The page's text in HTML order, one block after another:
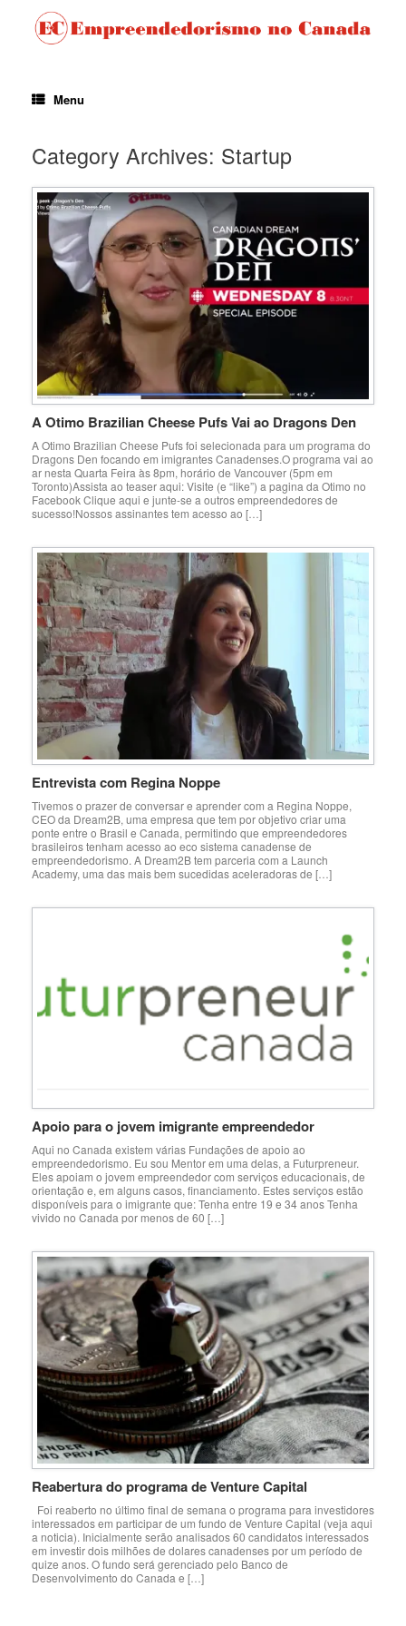
Menu
Category Archives: Startup
A Otimo Brazilian Cheese Pufs Vai ao Dragons Den
A Otimo Brazilian Cheese Pufs foi selecionada para um programa do
Dragons Den focando em imigrantes Canadenses.O programa vai ao
ar nesta Quarta Feira às 8pm, horário de Vancouver (5pm em
Toronto)Assista ao teaser aqui: Visite (e “like”) a pagina da Otimo no
Facebook Clique aqui e junte-se a outros empreendedores de
sucesso!Nossos assinantes tem acesso ao […]
Entrevista com Regina Noppe
Tivemos o prazer de conversar e aprender com a Regina Noppe,
CEO da Dream2B, uma empresa que tem por objetivo criar uma
ponte entre o Brasil e Canada, permitindo que empreendedores
brasileiros tenham acesso ao eco sistema canadense de
empreendedorismo. A Dream2B tem parceria com a Launch
Academy, uma das mais bem sucedidas aceleradoras de […]
Apoio para o jovem imigrante empreendedor
Aqui no Canada existem várias Fundações de apoio ao
empreendedorismo. Eu sou Mentor em uma delas, a Futurpreneur.
Eles apoiam o jovem empreendedor com serviços educacionais, de
orientação e, em alguns casos, financiamento. Estes serviços estão
disponíveis para o imigrante que: Tenha entre 19 e 34 anos Tenha
vivido no Canada por menos de 60 […]
Reabertura do programa de Venture Capital
Foi reaberto no último final de semana o programa para investidores
interessados em participar de um fundo de Venture Capital (veja aqui
a noticia). Inicialmente serão analisados 60 candidatos interessados
em investir dois milhões de dolares canadenses por um período de
quize anos. O fundo será gerenciado pelo Banco de
Desenvolvimento do Canada e […]